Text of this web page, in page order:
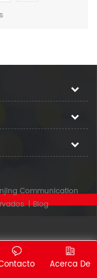
fácilmente en esta
Communication
|Blog
Acerca De